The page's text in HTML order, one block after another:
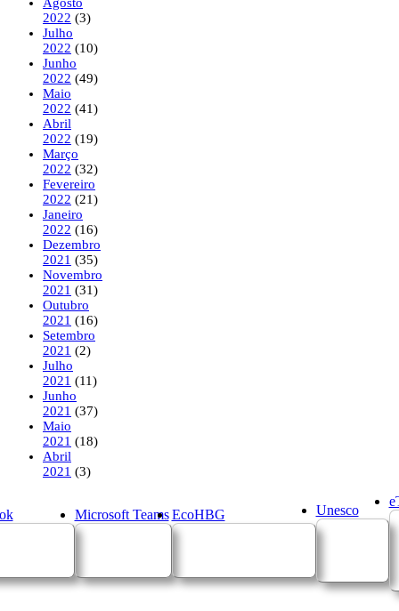
2022 (3)
Julho
2022 (10)
Junho
2022 (49)
Maio
2022 (41)
Abril
2022 (19)
Março
2022 (32)
Fevereiro
2022 (21)
Janeiro
2022 (16)
Dezembro
2021 (35)
Novembro
2021 (31)
Outubro
2021 (16)
Setembro
2021 (2)
Julho
2021 (11)
Junho
2021 (37)
Maio
2021 (18)
Abril
2021 (3)
Microsoft Teams EcoHBG Unesco